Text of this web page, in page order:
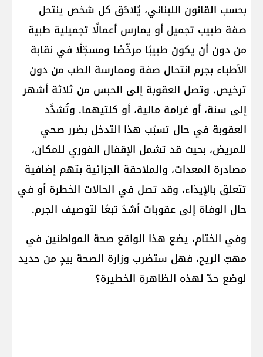
بحسب القانون اللبناني، يُلاحَق كل شخص ينتحل
صفة طبيب تجميل أو يمارس أعمالًا تجميلية طبية
من دون أن يكون طبيبًا مرخّصًا ومسجّلًا في نقابة
الأطباء بجرم انتحال صفة وممارسة الطب من دون
ترخيص. وتصل العقوبة إلى الحبس من ثلاثة أشهر
إلى سنة، أو غرامة مالية، أو كلتيهما. وتُشدَّد
العقوبة في حال تسبّب هذا التدخل بضرر صحي
للمريض، بحيث قد تشمل الإقفال الفوري للمكان،
مصادرة المعدات، والملاحقة الجزائية بتهم إضافية
تتعلق بالإيذاء، وقد تصل في الحالات الخطرة أو في
حال الوفاة إلى عقوبات أشدّ تبعًا لتوصيف الجرم.
وفي الختام، يضع هذا الواقع صحة المواطنين في
مهبّ الريح، فهل ستضرب وزارة الصحة بيدٍ من حديد
لوضع حدّ لهذه الظاهرة الخطيرة؟